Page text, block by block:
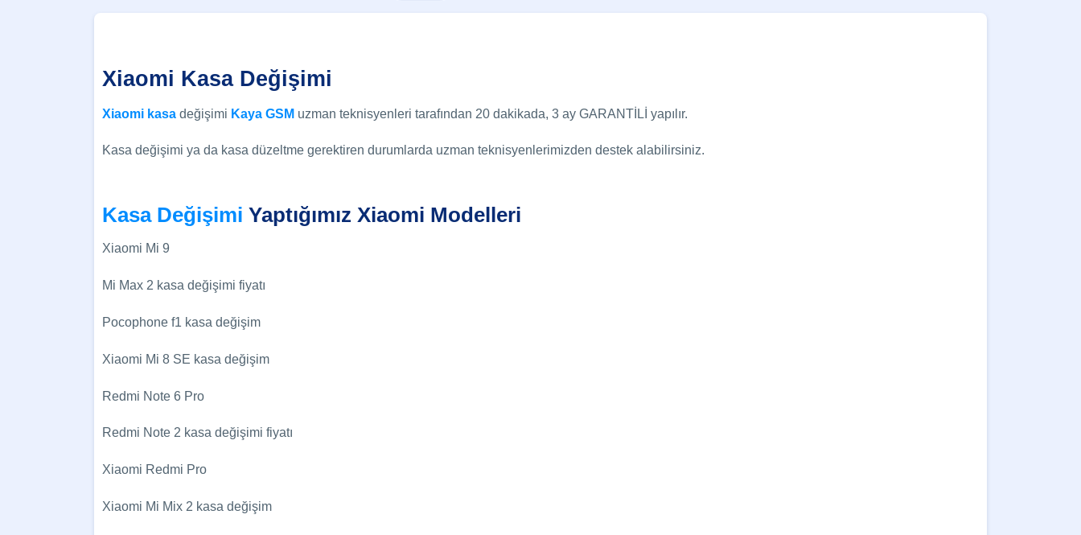
Xiaomi Kasa Değişimi
Xiaomi kasa değişimi Kaya GSM uzman teknisyenleri tarafından 20 dakikada, 3 ay GARANTİLİ yapılır.
Kasa değişimi ya da kasa düzeltme gerektiren durumlarda uzman teknisyenlerimizden destek alabilirsiniz.
Kasa Değişimi Yaptığımız Xiaomi Modelleri
Xiaomi Mi 9
Mi Max 2 kasa değişimi fiyatı
Pocophone f1 kasa değişim
Xiaomi Mi 8 SE kasa değişim
Redmi Note 6 Pro
Redmi Note 2 kasa değişimi fiyatı
Xiaomi Redmi Pro
Xiaomi Mi Mix 2 kasa değişim